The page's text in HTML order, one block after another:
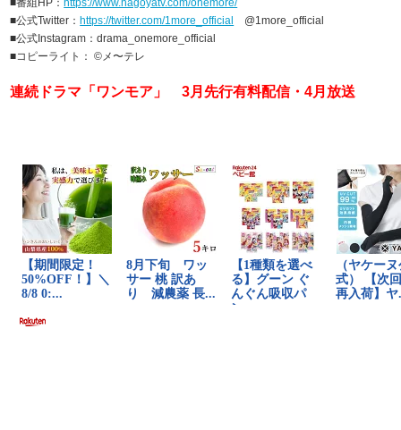
■番組HP：https://www.nagoyatv.com/onemore/
■公式Twitter：https://twitter.com/1more_official @1more_official
■公式Instagram：drama_onemore_official
■コピーライト： ©️メ〜テレ
連続ドラマ「ワンモア」 3月先行有料配信・4月放送